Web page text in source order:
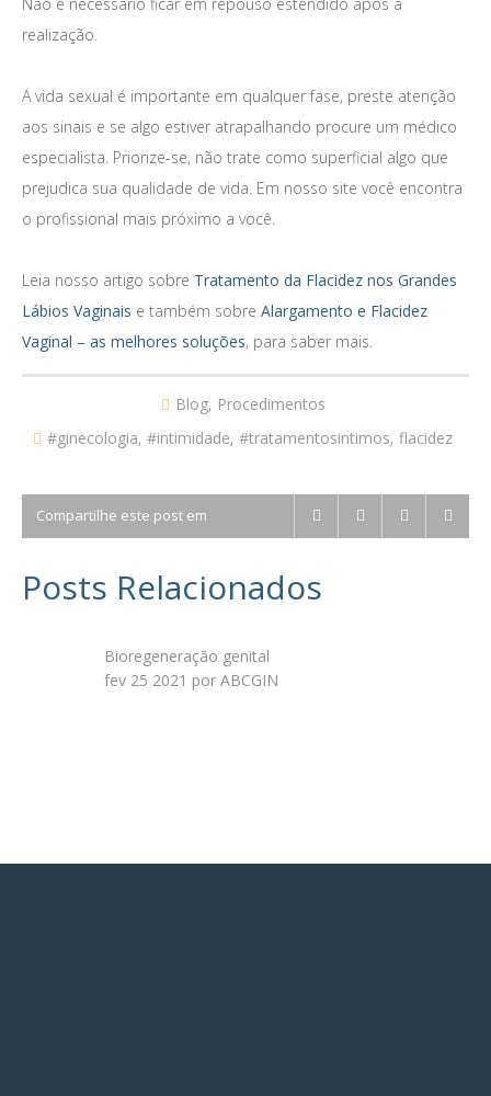
realização.
A vida sexual é importante em qualquer fase, preste atenção
aos sinais e se algo estiver atrapalhando procure um médico
especialista. Priorize-se, não trate como superficial algo que
prejudica sua qualidade de vida. Em nosso site você encontra
o profissional mais próximo a você.
Leia nosso artigo sobre Tratamento da Flacidez nos Grandes
Lábios Vaginais e também sobre Alargamento e Flacidez
Vaginal – as melhores soluções, para saber mais.
Blog, Procedimentos
#ginecologia, #intimidade, #tratamentosintimos, flacidez
Compartilhe este post em
Posts Relacionados
Bioregeneração genital
fev 25 2021 por ABCGIN